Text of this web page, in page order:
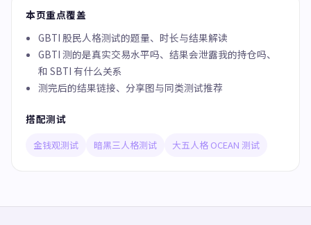
本页重点覆盖
GBTI 股民人格测试的题量、时长与结果解读
GBTI 测的是真实交易水平吗、结果会泄露我的持仓吗、
和 SBTI 有什么关系
测完后的结果链接、分享图与同类测试推荐
搭配测试
金钱观测试 暗黑三人格测试 大五人格 OCEAN 测试